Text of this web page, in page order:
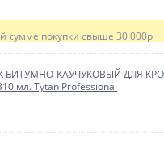
сумме покупки свыше 30 000р
БИТУМНО-КАУЧУКОВЫЙ ДЛЯ
мл. Tytan Professional